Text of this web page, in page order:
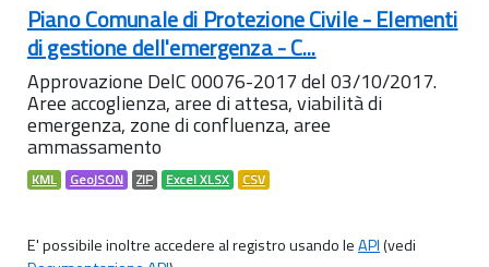
Piano Comunale di Protezione Civile - Elementi
di gestione dell'emergenza - C...
Approvazione DelC 00076-2017 del 03/10/2017.
Aree accoglienza, aree di attesa, viabilità di
emergenza, zone di confluenza, aree
ammassamento
KML GeoJSON ZIP Excel XLSX CSV
E' possibile inoltre accedere al registro usando leAPI(vedi